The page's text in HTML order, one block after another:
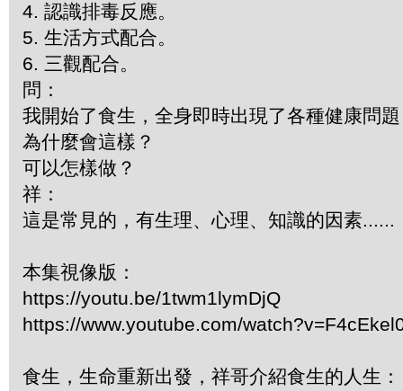
4. 認識排毒反應。
5. 生活方式配合。
6. 三觀配合。
問：
我開始了食生，全身即時出現了各種健康問
為什麼會這樣？
可以怎樣做？
祥：
這是常見的，有生理、心理、知識的因素......
本集視像版：
https://youtu.be/1twm1lymDjQ
https://www.youtube.com/
食生，生命重新出發，祥哥介紹食生的人生：